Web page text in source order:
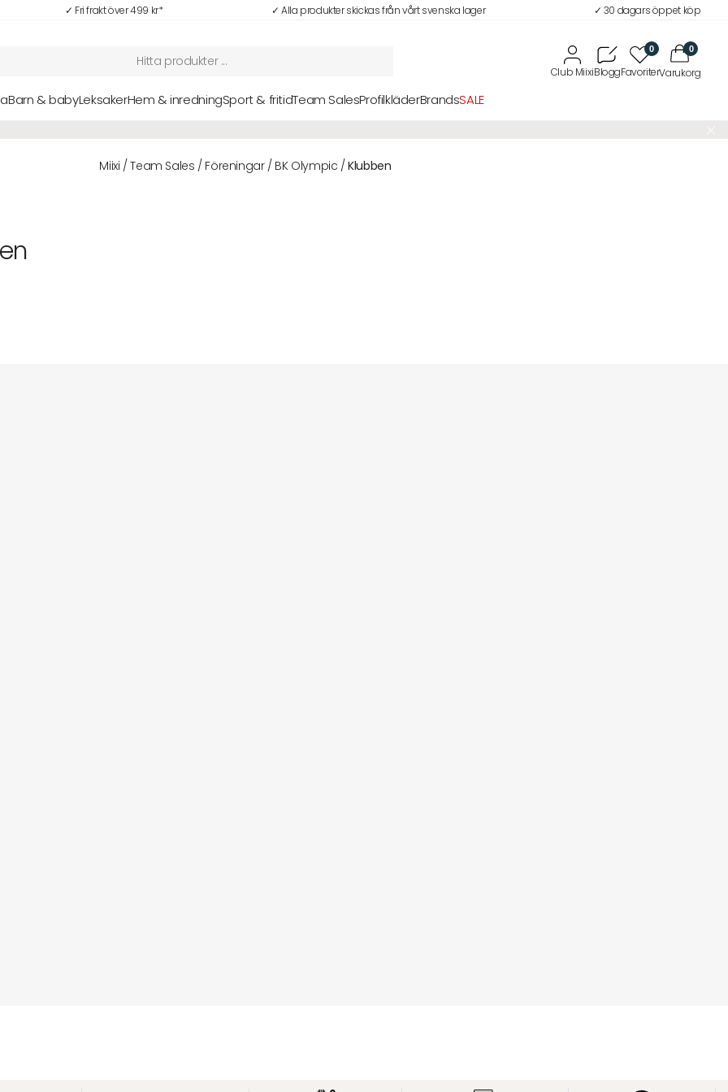
✓ Fri frakt över 499 kr* ✓ Alla produkter skickas från vårt svenska lager ✓ 30 dagars öppet köp
0 0
Barn & babyLeksakerHem & inredningSport & fritidTeam SalesProfilkläderBrandsSALE
Miixi /Team Sales / Föreningar/ BK Olympic /Klubben